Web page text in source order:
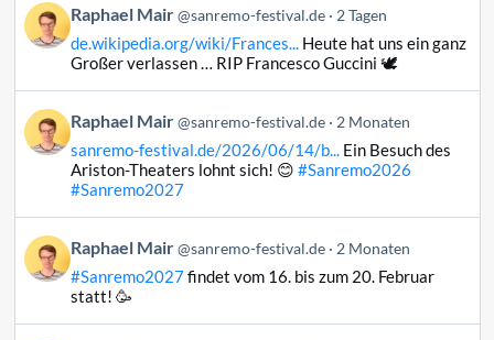
Beitrag
von
Raphael
Bluesky
ansehen
Raphael Mair @sanremo-festival.de 2 Tagen
de.wikipedia.org/wiki/Frances...Heute hat uns ein ganz
Großer verlassen … RIP Francesco Guccini 🕊️
Beitrag
von
Raphael
ansehen
Raphael Mair @sanremo-festival.de 2 Monaten
sanremo-festival.de/2026/06/14/b...Ein Besuch des
Ariston-Theaters lohnt sich! 😊 #Sanremo2026
#Sanremo2027
Beitrag
von
Raphael
Raphael Mair @sanremo-festival.de 2 Monaten
#Sanremo2027findet vom 16. bis zum 20. Februar
statt! 🥳